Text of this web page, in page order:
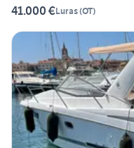
41.000 €Luras(OT)